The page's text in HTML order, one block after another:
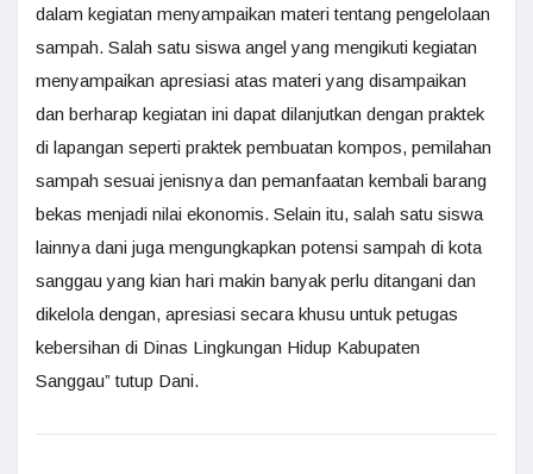
dalam kegiatan menyampaikan materi tentang pengelolaan
sampah. Salah satu siswa angel yang mengikuti kegiatan
menyampaikan apresiasi atas materi yang disampaikan
dan berharap kegiatan ini dapat dilanjutkan dengan praktek
di lapangan seperti praktek pembuatan kompos, pemilahan
sampah sesuai jenisnya dan pemanfaatan kembali barang
bekas menjadi nilai ekonomis. Selain itu, salah satu siswa
lainnya dani juga mengungkapkan potensi sampah di kota
sanggau yang kian hari makin banyak perlu ditangani dan
dikelola dengan, apresiasi secara khusu untuk petugas
kebersihan di Dinas Lingkungan Hidup Kabupaten
Sanggau” tutup Dani.